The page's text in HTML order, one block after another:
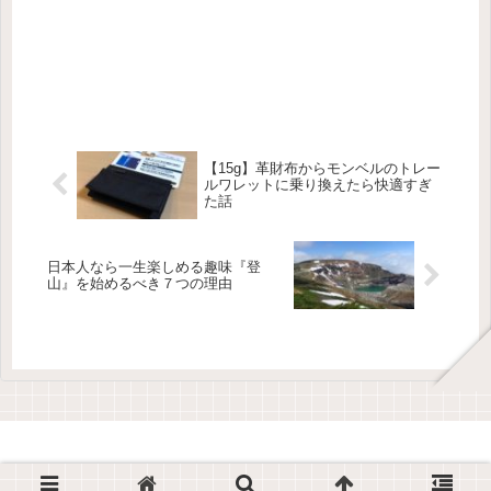
【15g】革財布からモンベルのトレー
ルワレットに乗り換えたら快適すぎ
た話
日本人なら一生楽しめる趣味『登
山』を始めるべき７つの理由
Copyright © 2017-2026 大人の趣味 All Rights Reserved.